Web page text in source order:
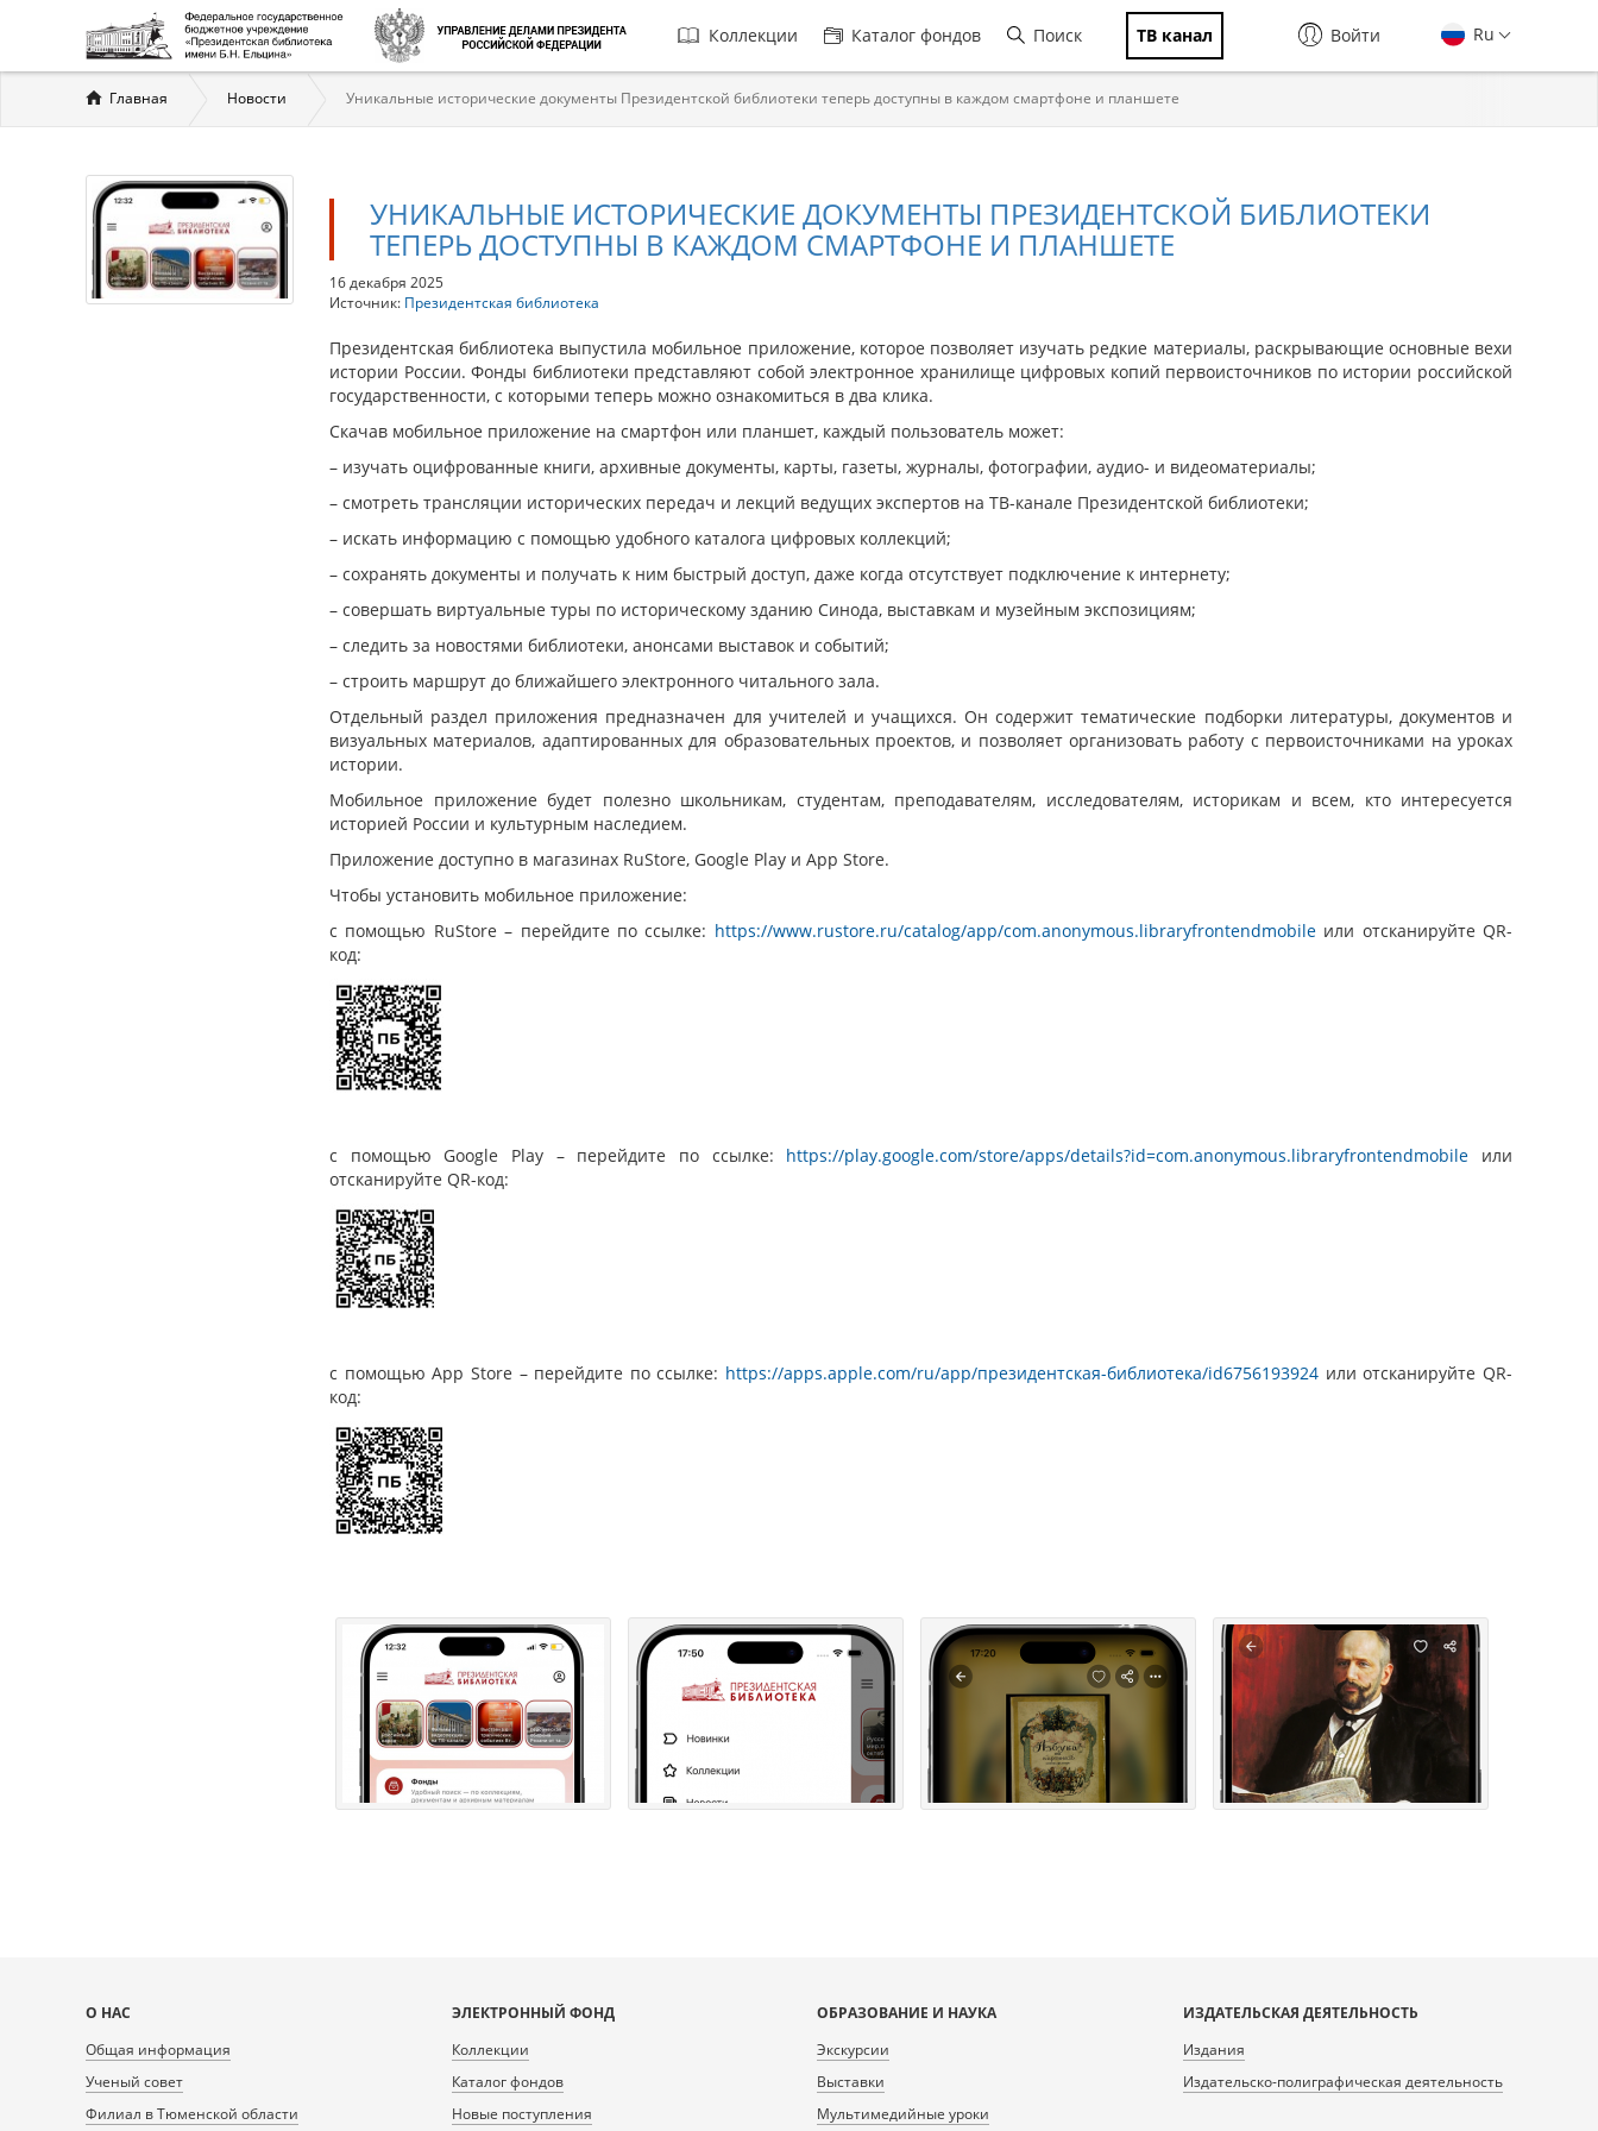
Главная
навигация
Коллекции Каталог фондов Поиск ТВ канал Ru
Войти
Вы
здесь
Главная Новости Уникальные исторические документы Президентской библиотеки теперь доступны в каждом смартфоне и планшете
УНИКАЛЬНЫЕ ИСТОРИЧЕСКИЕ ДОКУМЕНТЫ ПРЕЗИДЕНТСКОЙ БИБЛИОТЕКИ
ТЕПЕРЬ ДОСТУПНЫ В КАЖДОМ СМАРТФОНЕ И ПЛАНШЕТЕ
16 декабря 2025
Источник: Президентская библиотека
Президентская библиотека выпустила мобильное приложение, которое позволяет изучать редкие материалы, раскрывающие основные вехи
истории России. Фонды библиотеки представляют собой электронное хранилище цифровых копий первоисточников по истории российской
государственности, с которыми теперь можно ознакомиться в два клика.
Скачав мобильное приложение на смартфон или планшет, каждый пользователь может:
– изучать оцифрованные книги, архивные документы, карты, газеты, журналы, фотографии, аудио- и видеоматериалы;
– смотреть трансляции исторических передач и лекций ведущих экспертов на ТВ-канале Президентской библиотеки;
– искать информацию с помощью удобного каталога цифровых коллекций;
– сохранять документы и получать к ним быстрый доступ, даже когда отсутствует подключение к интернету;
– совершать виртуальные туры по историческому зданию Синода, выставкам и музейным экспозициям;
– следить за новостями библиотеки, анонсами выставок и событий;
– строить маршрут до ближайшего электронного читального зала.
Отдельный раздел приложения предназначен для учителей и учащихся. Он содержит тематические подборки литературы, документов и
визуальных материалов, адаптированных для образовательных проектов, и позволяет организовать работу с первоисточниками на уроках
истории.
Мобильное приложение будет полезно школьникам, студентам, преподавателям, исследователям, историкам и всем, кто интересуется
историей России и культурным наследием.
Приложение доступно в магазинах RuStore, Google Play и App Store.
Чтобы установить мобильное приложение:
с помощью RuStore – перейдите по ссылке: https://www.rustore.ru/catalog/app/com.anonymous.libraryfrontendmobileили отсканируйте QR-
код:
с помощью Google Play – перейдите по ссылке: https://play.google.com/store/apps/details?id=com.anonymous.libraryfrontendmobile или
отсканируйте QR-код:
с помощью App Store – перейдите по ссылке: https://apps.apple.com/ru/app/президентская-библиотека/id6756193924 или отсканируйте QR-
код:
Карта
сайта
О НАС
Общая информация
Ученый совет
Филиал в Тюменской области
ЭЛЕКТРОННЫЙ ФОНД
Коллекции
Каталог фондов
Новые поступления
ОБРАЗОВАНИЕ И НАУКА
Экскурсии
Выставки
Мультимедийные уроки
ИЗДАТЕЛЬСКАЯ ДЕЯТЕЛЬНОСТЬ
Издания
Издательско-полиграфическая деятельность